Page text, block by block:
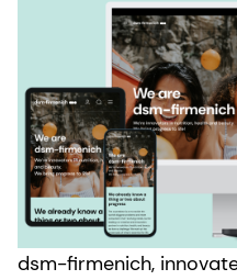
dsm-firmenich,